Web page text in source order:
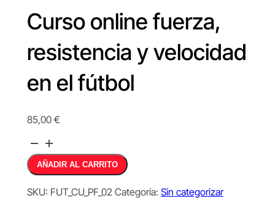
Curso online fuerza,
resistencia y velocidad
en el fútbol
85,00 €
Curso
online
fuerza,
y
AÑADIR AL CARRITO Alternative:
SKU: FUT_CU_PF_02 Categoría: Sin categorizar